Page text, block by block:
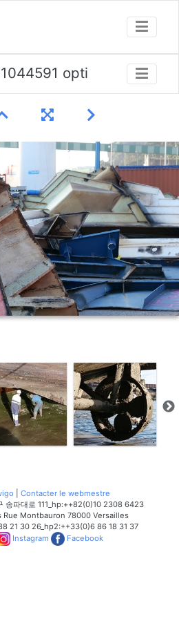
opti
Contacter le webmestre
송파대로 111_hp:++82(0)10 2308 6423
Rue Montbauron 78000 Versailles
21 30 26_hp2:++33(0)6 86 18 31 37
Instagram Facebook